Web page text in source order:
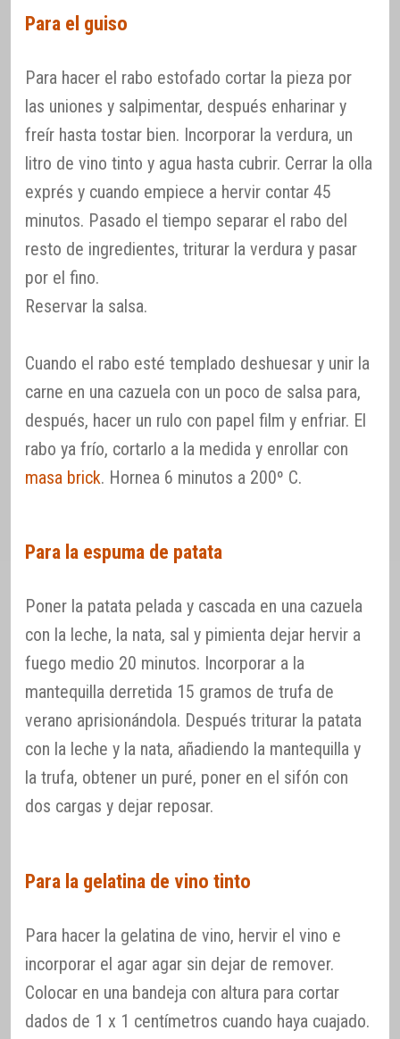
Para el guiso
Para hacer el rabo estofado cortar la pieza por
las uniones y salpimentar, después enharinar y
freír hasta tostar bien. Incorporar la verdura, un
litro de vino tinto y agua hasta cubrir. Cerrar la olla
exprés y cuando empiece a hervir contar 45
minutos. Pasado el tiempo separar el rabo del
resto de ingredientes, triturar la verdura y pasar
por el fino.
Reservar la salsa.
Cuando el rabo esté templado deshuesar y unir la
carne en una cazuela con un poco de salsa para,
después, hacer un rulo con papel film y enfriar. El
rabo ya frío, cortarlo a la medida y enrollar con
masa brick. Hornea 6 minutos a 200º C.
Para la espuma de patata
Poner la patata pelada y cascada en una cazuela
con la leche, la nata, sal y pimienta dejar hervir a
fuego medio 20 minutos. Incorporar a la
mantequilla derretida 15 gramos de trufa de
verano aprisionándola. Después triturar la patata
con la leche y la nata, añadiendo la mantequilla y
la trufa, obtener un puré, poner en el sifón con
dos cargas y dejar reposar.
Para la gelatina de vino tinto
Para hacer la gelatina de vino, hervir el vino e
incorporar el agar agar sin dejar de remover.
Colocar en una bandeja con altura para cortar
dados de 1 x 1 centímetros cuando haya cuajado.